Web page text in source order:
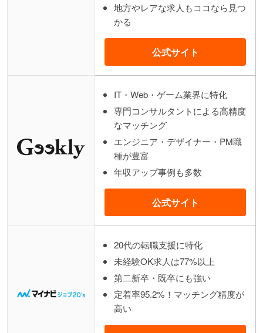
地方やレアな求人もココなら見つ
かる
公式サイト
IT・Web・ゲーム業界に特化
専門コンサルタントによる高精度
なマッチング
エンジニア・デザイナー・PM職
種が豊富
年収アップ事例も多数
公式サイト
20代の転職支援に特化
未経験OK求人は77%以上
第二新卒・既卒にも強い
定着率95.2%！マッチング精度が
高い